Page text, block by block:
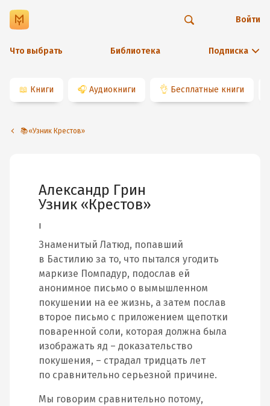
Что выбрать Библиотека Подписка
Войти
📖 Книги 🎧 Аудиокниги 👌 Бесплатные книги
📚«Узник Крестов»
Александр Грин
Узник «Крестов»
I
Знаменитый Латюд, попавший
в Бастилию за то, что пытался угодить
маркизе Помпадур, подослав ей
анонимное письмо о вымышленном
покушении на ее жизнь, а затем послав
второе письмо с приложением щепотки
поваренной соли, которая должна была
изображать яд – доказательство
покушения, – страдал тридцать лет
по сравнительно серьезной причине.
Мы говорим сравнительно потому,